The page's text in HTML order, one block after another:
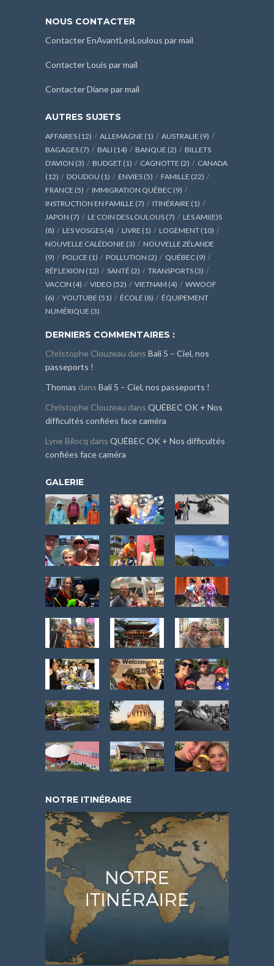
NOUS CONTACTER
Contacter EnAvantLesLoulous par mail
Contacter Louis par mail
Contacter Diane par mail
AUTRES SUJETS
AFFAIRES (12) ALLEMAGNE (1) AUSTRALIE (9)
BAGAGES (7) BALI (14) BANQUE (2)
BILLETS
D'AVION (3) BUDGET (1) CAGNOTTE (2)
CANADA
(12)
DOUDOU (1) ENVIES (5) FAMILLE (22)
FRANCE (5) IMMIGRATION QUÉBEC (9)
INSTRUCTION EN FAMILLE (7) ITINÉRAIRE (1)
JAPON (7) LE COIN DES LOULOUS (7)
LES AMI(E)S
(8)
LES VOSGES (4) LIVRE (1) LOGEMENT (10)
NOUVELLE CALÉDONIE (3)
NOUVELLE ZÉLANDE
(9)
POLICE (1) POLLUTION (2) QUÉBEC (9)
RÉFLEXION (12) SANTÉ (2) TRANSPORTS (3)
VACCIN (4) VIDEO (52) VIETNAM (4)
WWOOF
(6)
YOUTUBE (51) ÉCOLE (8)
ÉQUIPEMENT
NUMÉRIQUE (3)
DERNIERS COMMENTAIRES :
Christophe Clouzeau dans Bali 5 – Ciel, nos
passeports !
Thomas dans Bali 5 – Ciel, nos passeports !
Christophe Clouzeau dans QUÉBEC OK + Nos
difficultés confiées face caméra
Lyne Bilocq dans QUÉBEC OK + Nos difficultés
confiées face caméra
GALERIE
NOTRE ITINÉRAIRE